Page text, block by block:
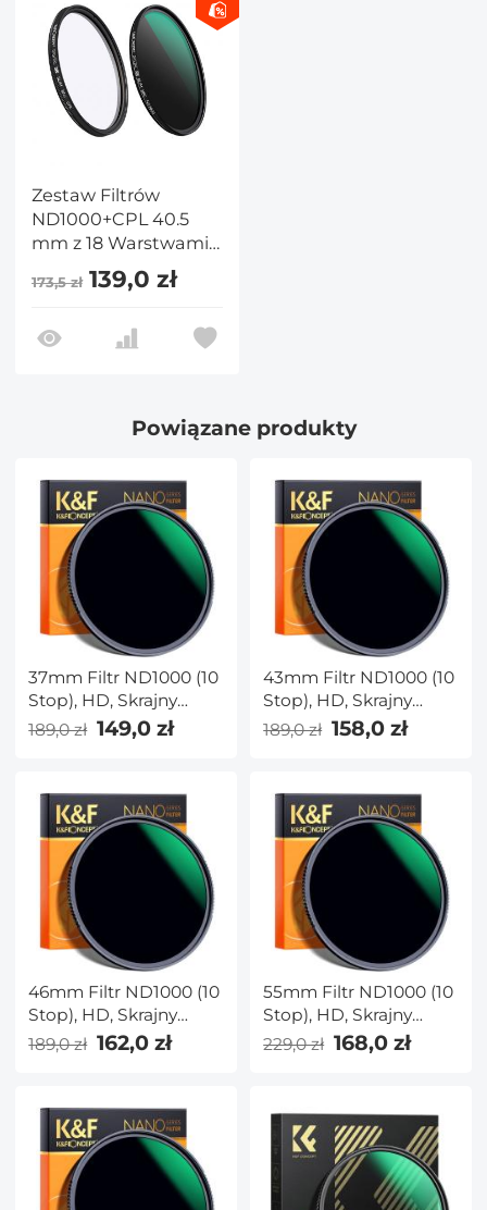
Zestaw Filtrów
ND1000+CPL 40.5
mm z 18 Warstwami
Powłoki Nano – Seria
Nano-Klear
173,5 zł139,0 zł
Powiązane produkty
37mm Filtr ND1000 (10
Stop), HD, Skrajny
Cienki,
189,0 zł 149,0 zł
43mm Filtr ND1000 (10
Stop), HD, Skrajny
Cienki,
189,0 zł 158,0 zł
46mm Filtr ND1000 (10
Stop), HD, Skrajny
Cienki,
Wielowarstwowy,
189,0 zł 162,0 zł
55mm Filtr ND1000 (10
Stop), HD, Skrajny
Cienki,
Wielowarstwowy,
229,0 zł 168,0 zł